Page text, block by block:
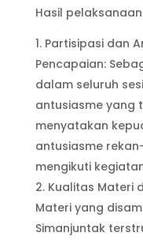
Hasil
Partisipasi dan
Pencapaian:
dalam seluruh
antusiasme yang
menyatakan
antusiasme
mengikuti
Kualitas Materi
Materi yang
Simanjuntak